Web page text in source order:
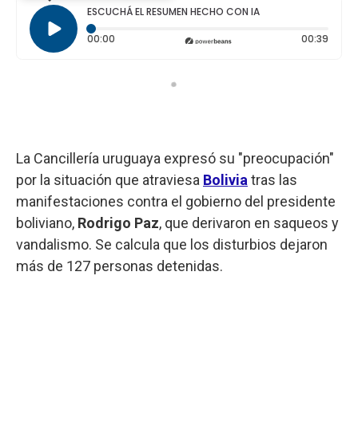
ESCUCHÁ EL RESUMEN HECHO CON IA
00:00 Tiempo transcurrido: 0 segundos 00:39
La Cancillería uruguaya expresó su "preocupación"
por la situación que atraviesa Bolivia tras las
manifestaciones contra el gobierno del presidente
boliviano, Rodrigo Paz, que derivaron en saqueos y
vandalismo. Se calcula que los disturbios dejaron
más de 127 personas detenidas.